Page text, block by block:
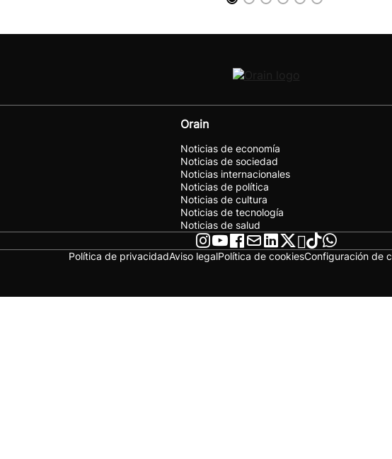
Orain
Noticias de economía
Noticias de sociedad
Noticias internacionales
Noticias de política
Noticias de cultura
Noticias de tecnología
Noticias de salud
Política de privacidadAviso legalPolítica de cookiesConfiguración de